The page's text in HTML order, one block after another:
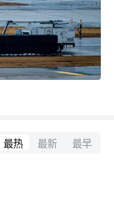
最热 最新 最早